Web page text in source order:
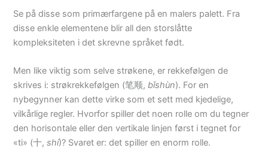
Se på disse som primærfargene på en malers palett. Fra
disse enkle elementene blir all den storslåtte
kompleksiteten i det skrevne språket født.
Men like viktig som selve strøkene, er rekkefølgen de
skrives i: strøkrekkefølgen (笔顺,bǐshùn). For en
nybegynner kan dette virke som et sett med kjedelige,
vilkårlige regler. Hvorfor spiller det noen rolle om du tegner
den horisontale eller den vertikale linjen først i tegnet for
«ti» (十,shí)? Svaret er: det spiller en enorm rolle.